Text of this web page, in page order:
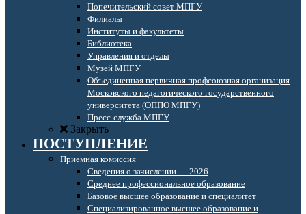
Попечительский совет МПГУ
Филиалы
Институты и факультеты
Библиотека
Управления и отделы
Музей МПГУ
Объединенная первичная профсоюзная организация
Московского педагогического государственного
университета (ОППО МПГУ)
Пресс-служба МПГУ
Закрыть
ПОСТУПЛЕНИЕ
Приемная комиссия
Сведения о зачислении — 2026
Среднее профессиональное образование
Базовое высшее образование и специалитет
Специализированное высшее образование и